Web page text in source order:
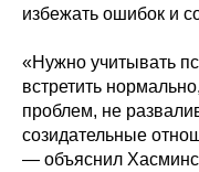
избежать ошибок и
«Нужно учитывать
встретить
проблем, не
созидательные
— объяснил